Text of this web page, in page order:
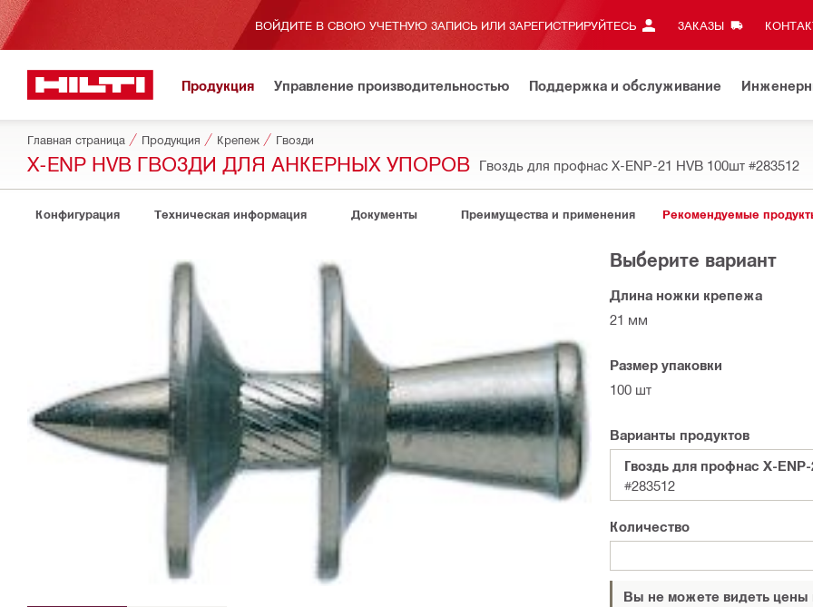
ВОЙДИТЕ В СВОЮ УЧЕТНУЮ ЗАПИСЬ ИЛИ ЗАРЕГИСТРИРУЙТЕСЬ ЗАКАЗЫ
Продукция Управление производительностью Поддержка и обслуживание
Главная страница Продукция Крепеж Гвозди
X-ENP HVB ГВОЗДИ ДЛЯ АНКЕРНЫХ УПОРОВ Гвоздь для профнас X-ENP-21 HVB 100шт #283512
Конфигурация Техническая информация Документы Преимущества и применения Рекомендуемые
Выберите вариант
Длина ножки крепежа
21 мм
Размер упаковки
100 шт
Варианты продуктов
Гвоздь для профнас X-
#283512
Количество
Вы не можете видеть цены